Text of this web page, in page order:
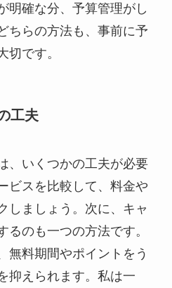
明確な分、予算管理がし
ちらの方法も、事前に予
切です。
工夫
、いくつかの工夫が必要
ビスを比較して、料金や
しましょう。次に、キャ
るのも一つの方法です。
無料期間やポイントをう
抑えられます。私は一